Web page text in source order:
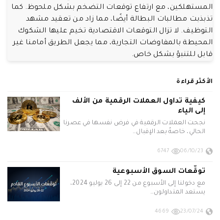
المستهلكين، مع ارتفاع توقعات التضخم بشكل ملحوظ. كما
تذبذبت مطالبات البطالة أيضًا، مما زاد من تعقيد مشهد
التوظيف. لا تزال التوقعات الاقتصادية تخيم عليها الشكوك
المحيطة بالمفاوضات التجارية، مما يجعل الطريق أمامنا غير
قابل للتنبؤ بشكل خاص.
الأكثر قراءة
كيفية تداول العملات الرقمية من الألف
إلى الياء
نجحت العملات الرقمية في فرض نفسها في عصرنا
الحالي، خاصةً بعد الإقبال…
06/10/23
6747
توقّعات السوق الأسبوعية
مع دخولنا إلى الأسبوع من 22 إلى 26 يوليو 2024،
يستعد المتداولون…
23/07/24
4669